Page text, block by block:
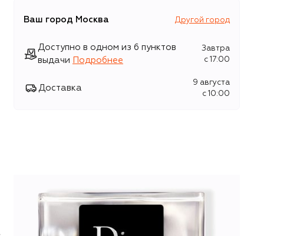
Ваш город Москва Другой город
Доступно в одном из 6 пунктов
выдачи
Подробнее
Завтра
c 17:00
Доставка
9 августа
c 10:00